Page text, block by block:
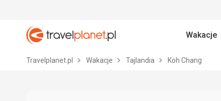
Travelplanet.pl
Wakacje
Travelplanet.pl Wakacje Tajlandia Koh Chang